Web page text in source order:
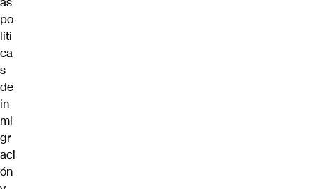
po
líti
ca
s
de
in
mi
gr
aci
ón